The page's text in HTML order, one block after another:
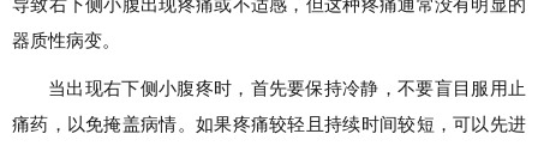
导致右下侧小腹出现疼痛或不适感，但这种疼痛通常没有明显的
器质性病变。
当出现右下侧小腹疼时，首先要保持冷静，不要盲目服用止
痛药，以免掩盖病情。如果疼痛较轻且持续时间较短，可以先进